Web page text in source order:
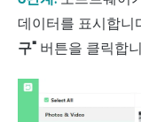
데이터를 표시합니
구" 버튼을 클릭합